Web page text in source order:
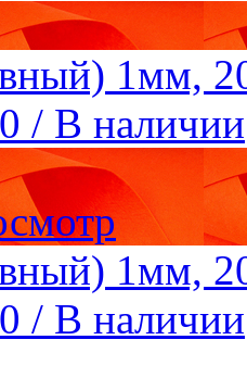
1мм,
/ В наличии
1мм,
/ В наличии